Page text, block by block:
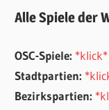
Alle Spiele der
OSC-Spiele: *klick*
Stadtpartien:
Bezirkspartien: